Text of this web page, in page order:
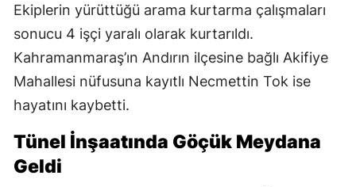
Ekiplerin yürüttüğü arama kurtarma çalışmaları
sonucu 4 işçi yaralı olarak kurtarıldı.
Kahramanmaraş’ın Andırın ilçesine bağlı Akifiye
Mahallesi nüfusuna kayıtlı Necmettin Tok ise
hayatını kaybetti.
Tünel İnşaatında Göçük Meydana
Geldi